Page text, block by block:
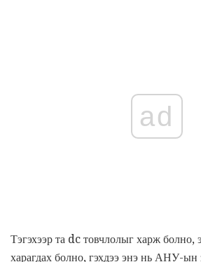
ad
Тэгэхээр та dc товчлолыг харж болно,
харагдах болно, гэхдээ энэ нь АНУ-ын